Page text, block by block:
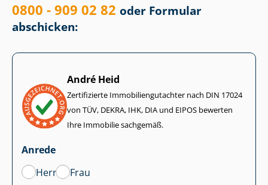
0800 - 909 02 82 oder Formular
abschicken:
André Heid
Zertifizierte Im­mo­bi­li­en­gut­ach­ter nach DIN 17024
von TÜV, DEKRA, IHK, DIA und EIPOS bewerten
Ihre Immobilie sachgemäß.
Anrede
Herr
Frau